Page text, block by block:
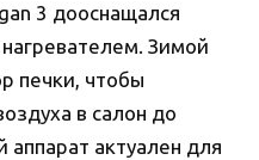
3 дооснащался
Зимой
печки, чтобы
в салон до
аппарат актуален для